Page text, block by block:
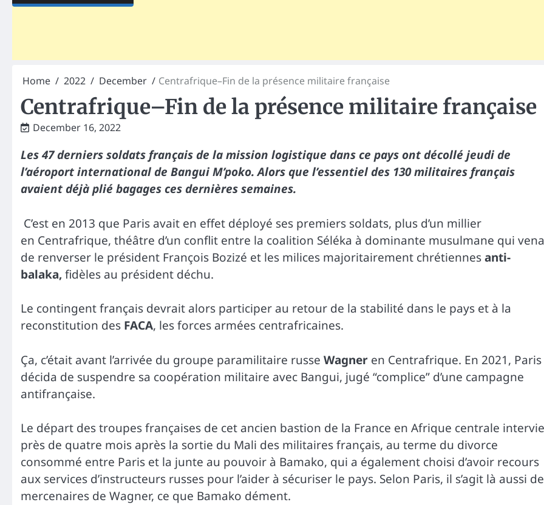
Home 2022 December Centrafrique–Fin de la présence militaire française
Centrafrique–Fin de la présence militaire française
December 16, 2022
Les 47 derniers soldats français de la mission logistique dans ce pays ont décollé jeudi de
l’aéroport international de Bangui M’poko. Alors que l’essentiel des 130 militaires français
avaient déjà plié bagages ces dernières semaines.
C’est en 2013 que Paris avait en effet déployé ses premiers soldats, plus d’un millier
en Centrafrique, théâtre d’un conflit entre la coalition Séléka à dominante musulmane qui
de renverser le président François Bozizé et les milices majoritairement chrétiennesanti-
balaka, fidèles au président déchu.
Le contingent français devrait alors participer au retour de la stabilité dans le pays et à la
reconstitution des FACA, les forces armées centrafricaines.
Ça, c’était avant l’arrivée du groupe paramilitaire russe Wagner en Centrafrique. En 2021, Paris
décida de suspendre sa coopération militaire avec Bangui, jugé “complice” d’une campagne
antifrançaise.
Le départ des troupes françaises de cet ancien bastion de la France en Afrique centrale
près de quatre mois après la sortie du Mali des militaires français, au terme du divorce
consommé entre Paris et la junte au pouvoir à Bamako, qui a également choisi d’avoir recours
aux services d’instructeurs russes pour l’aider à sécuriser le pays. Selon Paris, il s’agit là aussi de
mercenaires de Wagner, ce que Bamako dément.